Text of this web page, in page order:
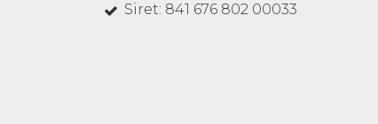
Siret: 841 676 802 00033